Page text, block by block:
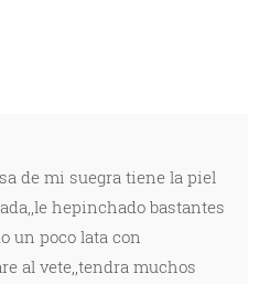
de mi suegra tiene la piel
hepinchado bastantes
un poco lata con
al vete,,tendra muchos